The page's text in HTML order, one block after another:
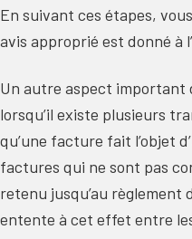
En suivant ces étapes,
avis approprié est donné à
Un autre aspect important
lorsqu’il existe plusieurs
qu’une facture fait l’objet
factures qui ne sont pas
retenu jusqu’au règlement
entente à cet effet entre